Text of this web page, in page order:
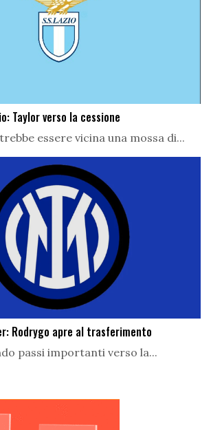
Taylor verso la cessione
essere vicina una mossa di...
Rodrygo apre al trasferimento
passi importanti verso la...